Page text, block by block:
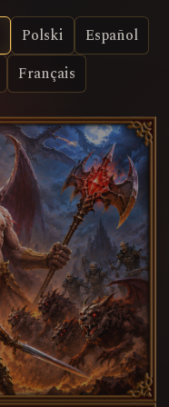
Polski
Español
Français